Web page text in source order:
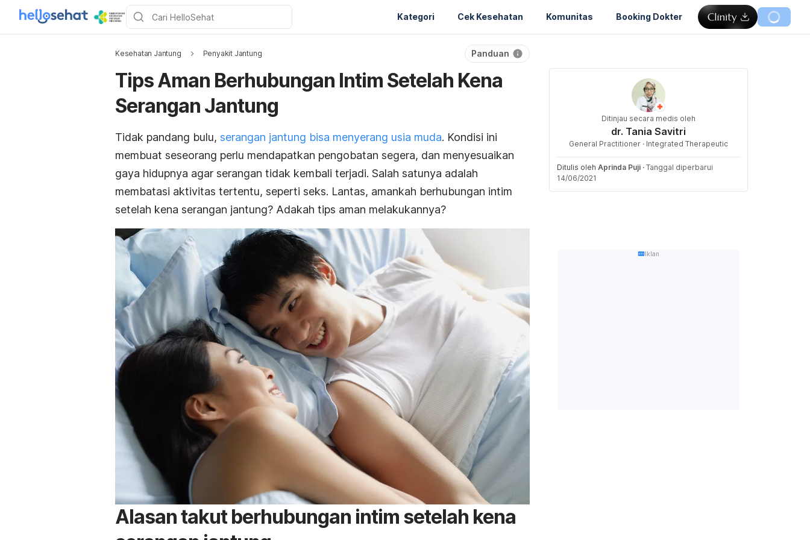
Kategori Cek Kesehatan Komunitas Booking Dokter
Kesehatan Jantung Penyakit Jantung Panduan
Tips Aman Berhubungan Intim Setelah Kena
Serangan Jantung
Tidak pandang bulu, serangan jantung bisa menyerang usia muda. Kondisi ini
membuat seseorang perlu mendapatkan pengobatan segera, dan menyesuaikan
gaya hidupnya agar serangan tidak kembali terjadi. Salah satunya adalah
membatasi aktivitas tertentu, seperti seks. Lantas, amankah berhubungan intim
setelah kena serangan jantung? Adakah tips aman melakukannya?
Alasan takut berhubungan intim setelah kena
Ditinjau secara medis oleh
dr. Tania Savitri
General Practitioner · Integrated Therapeutic
Ditulis oleh Aprinda Puji · Tanggal diperbarui
14/06/2021
Iklan